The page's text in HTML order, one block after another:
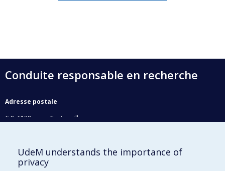
Conduite responsable en recherche
Adresse postale
C.P. 6128, succ. Centre-ville
Vous souhaitez prendre contact avec un membre du BCRR?
Joindre notre équipe
UdeM understands the importance of
privacy